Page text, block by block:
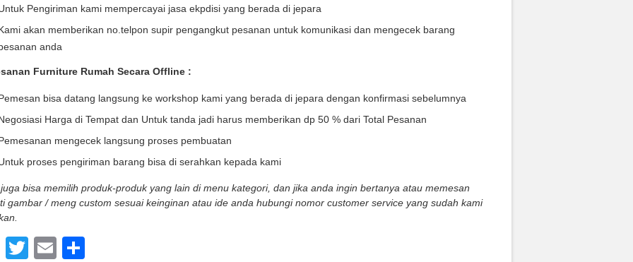
Pengiriman kami mempercayai jasa ekpdisi yang berada di jepara
akan memberikan no.telpon supir pengangkut pesanan untuk komunikasi dan mengecek barang
anda
Furniture Rumah Secara Offline :
bisa datang langsung ke workshop kami yang berada di jepara dengan konfirmasi sebelumnya
Harga di Tempat dan Untuk tanda jadi harus memberikan dp 50 % dari Total Pesanan
mengecek langsung proses pembuatan
proses pengiriman barang bisa di serahkan kepada kami
bisa memilih produk-produk yang lain di menu kategori, dan jika anda ingin bertanya atau memesan
gambar / meng custom sesuai keinginan atau ide anda hubungi nomor customer service yang sudah kami
Facebook
TwitterEmail